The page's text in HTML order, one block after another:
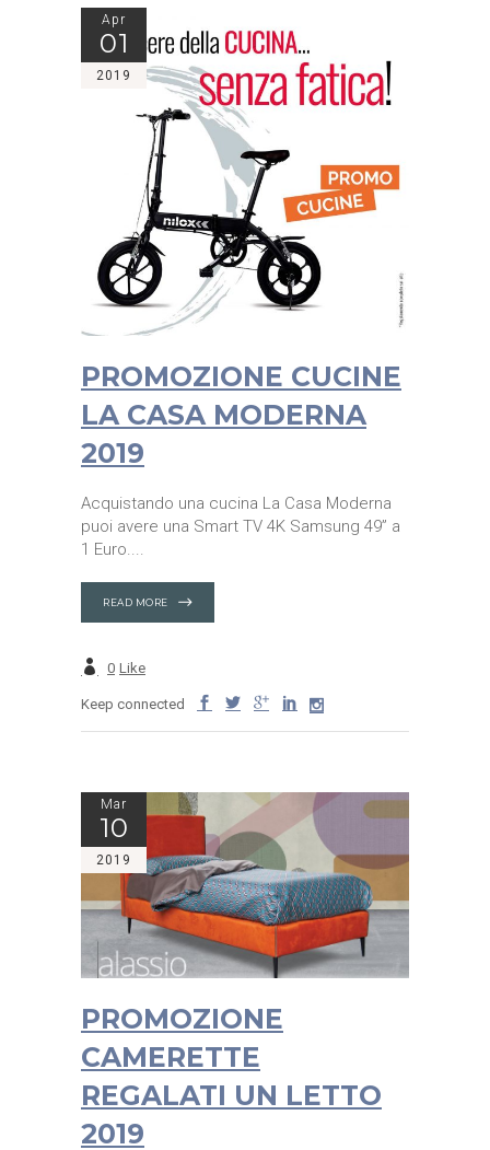
Apr
01
2019
PROMOZIONE CUCINE
LA CASA MODERNA
2019
Acquistando una cucina La Casa Moderna
puoi avere una Smart TV 4K Samsung 49” a
1 Euro.
READ MORE
0 Like
Keep connected
Mar
10
2019
PROMOZIONE
CAMERETTE
REGALATI UN LETTO
2019